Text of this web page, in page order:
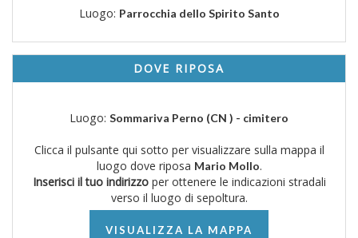
Luogo: Parrocchia dello Spirito Santo
DOVE RIPOSA
Luogo: Sommariva Perno (CN ) - cimitero
Clicca il pulsante qui sotto per visualizzare sulla mappa il
luogo dove riposa Mario Mollo.
Inserisci il tuo indirizzoper ottenere le indicazioni stradali
verso il luogo di sepoltura.
VISUALIZZA LA MAPPA